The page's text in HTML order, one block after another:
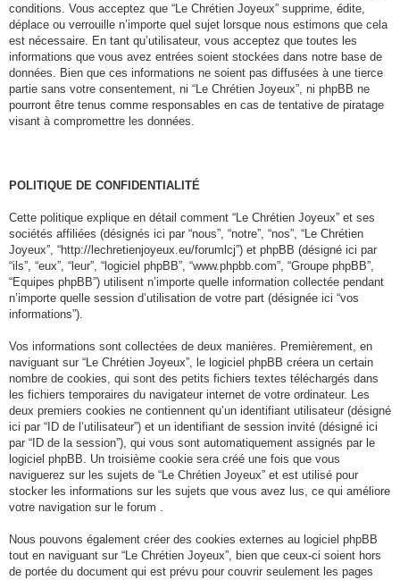
conditions. Vous acceptez que “Le Chrétien Joyeux” supprime, édite,
déplace ou verrouille n’importe quel sujet lorsque nous estimons que cela
est nécessaire. En tant qu’utilisateur, vous acceptez que toutes les
informations que vous avez entrées soient stockées dans notre base de
données. Bien que ces informations ne soient pas diffusées à une tierce
partie sans votre consentement, ni “Le Chrétien Joyeux”, ni phpBB ne
pourront être tenus comme responsables en cas de tentative de piratage
visant à compromettre les données.
POLITIQUE DE CONFIDENTIALITÉ
Cette politique explique en détail comment “Le Chrétien Joyeux” et ses
sociétés affiliées (désignés ici par “nous”, “notre”, “nos”, “Le Chrétien
Joyeux”, “http://lechretienjoyeux.eu/forumlcj”) et phpBB (désigné ici par
“ils”, “eux”, “leur”, “logiciel phpBB”, “www.phpbb.com”, “Groupe phpBB”,
“Equipes phpBB”) utilisent n’importe quelle information collectée pendant
n’importe quelle session d’utilisation de votre part (désignée ici “vos
informations”).
Vos informations sont collectées de deux manières. Premièrement, en
naviguant sur “Le Chrétien Joyeux”, le logiciel phpBB créera un certain
nombre de cookies, qui sont des petits fichiers textes téléchargés dans
les fichiers temporaires du navigateur internet de votre ordinateur. Les
deux premiers cookies ne contiennent qu’un identifiant utilisateur (désigné
ici par “ID de l’utilisateur”) et un identifiant de session invité (désigné ici
par “ID de la session”), qui vous sont automatiquement assignés par le
logiciel phpBB. Un troisième cookie sera créé une fois que vous
naviguerez sur les sujets de “Le Chrétien Joyeux” et est utilisé pour
stocker les informations sur les sujets que vous avez lus, ce qui améliore
votre navigation sur le forum .
Nous pouvons également créer des cookies externes au logiciel phpBB
tout en naviguant sur “Le Chrétien Joyeux”, bien que ceux-ci soient hors
de portée du document qui est prévu pour couvrir seulement les pages